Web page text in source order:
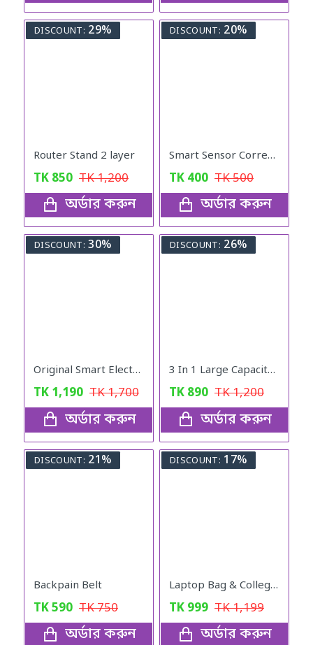
DISCOUNT: 29%
Router Stand 2 layer
TK 850 TK1,200
অর্ডার করুন
DISCOUNT: 20%
Smart Sensor Corrector
TK 400 TK500
অর্ডার করুন
DISCOUNT: 30%
Original Smart Electric Grinder Machine
TK 1,190 TK1,700
অর্ডার করুন
DISCOUNT: 26%
3 In 1 Large Capacity Foldable Travel Bag pink
TK 890 TK1,200
অর্ডার করুন
DISCOUNT: 21%
Backpain Belt
TK590 TK750
অর্ডার করুন
DISCOUNT: 17%
Laptop Bag & College Bag
TK 999 TK1,199
অর্ডার করুন